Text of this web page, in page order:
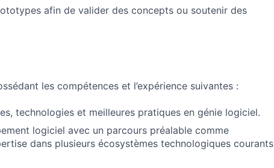
afin de valider des concepts ou soutenir des
les compétences et l’expérience suivantes :
technologies et meilleures pratiques en génie logiciel.
logiciel avec un parcours préalable comme
dans plusieurs écosystèmes technologiques courants